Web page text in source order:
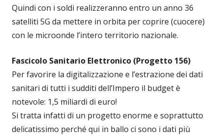
Quindi con i soldi realizzeranno entro un anno 36
satelliti 5G da mettere in orbita per coprire (cuocere)
con le microonde l’intero territorio nazionale.
Fascicolo Sanitario Elettronico (Progetto 156)
Per favorire la digitalizzazione e l’estrazione dei dati
sanitari di tutti i sudditi dell’Impero il budget è
notevole: 1,5 miliardi di euro!
Si tratta infatti di un progetto enorme e soprattutto
delicatissimo perché qui in ballo ci sono i dati più